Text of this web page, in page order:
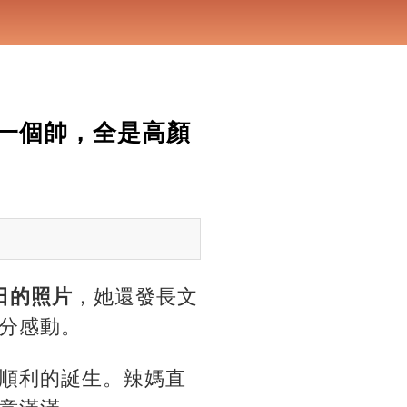
個帥，全是高顏
的照片 ，她還發長文
感動。
利的誕生。辣媽直